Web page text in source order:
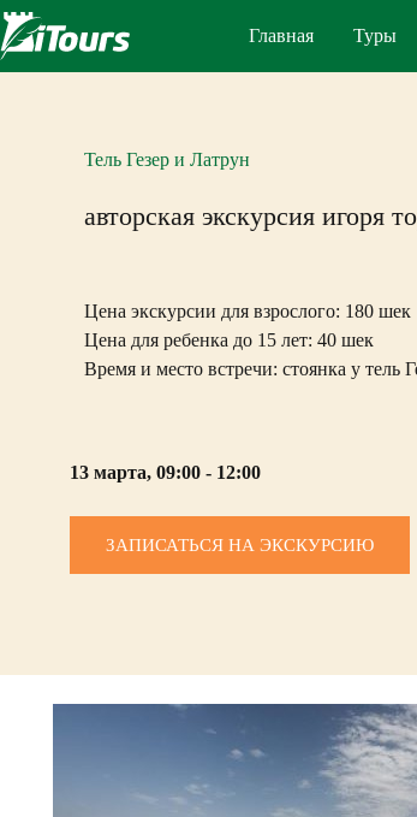
Перейти
к
сути
Главная Туры
Тель Гезер и Латрун
авторская экскурсия игоря
Цена экскурсии для взрослого: 180 шек
Цена для ребенка до 15 лет: 40 шек
Время и место встречи: стоянка у тель
13 марта, 09:00 - 12:00
ЗАПИСАТЬСЯ НА ЭКСКУРСИЮ